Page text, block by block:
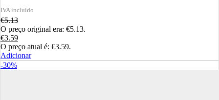
€5.13
O preço original era: €5.13.
€3.59
O preço atual é: €3.59.
Adicionar
-30%